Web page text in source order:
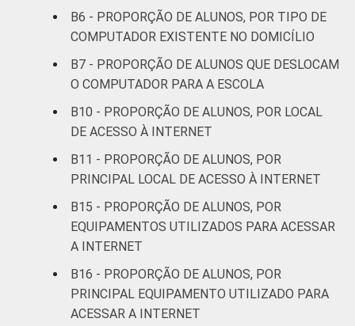
2º ano do
Base: 7955 alunos usuários de Internet.
Resposta estimulada. Dados coletados
entre setembro e dezembro de 2015.
B6 - PROPORÇÃO DE ALUNOS, POR TIPO DE
COMPUTADOR EXISTENTE NO DOMICÍLIO
B7 - PROPORÇÃO DE ALUNOS QUE DESLOCAM
O COMPUTADOR PARA A ESCOLA
B10 - PROPORÇÃO DE ALUNOS, POR LOCAL
DE ACESSO À INTERNET
B11 - PROPORÇÃO DE ALUNOS, POR
PRINCIPAL LOCAL DE ACESSO À INTERNET
B15 - PROPORÇÃO DE ALUNOS, POR
EQUIPAMENTOS UTILIZADOS PARA ACESSAR
A INTERNET
B16 - PROPORÇÃO DE ALUNOS, POR
PRINCIPAL EQUIPAMENTO UTILIZADO PARA
ACESSAR A INTERNET